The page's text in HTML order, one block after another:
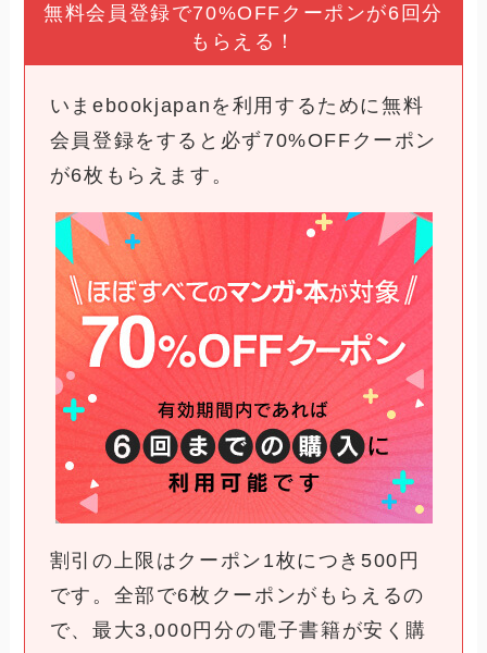
無料会員登録で70%OFFクーポンが6回分
もらえる！
いまebookjapanを利用するために無料
会員登録をすると必ず70%OFFクーポン
が6枚もらえます。
割引の上限はクーポン1枚につき500円
です。全部で6枚クーポンがもらえるの
で、最大3,000円分の電子書籍が安く購